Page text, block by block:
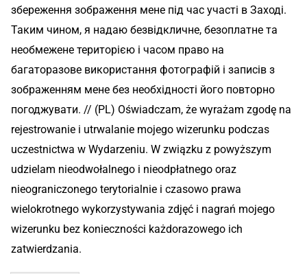
збереження зображення мене під час участі в Заході.
Таким чином, я надаю безвідкличне, безоплатне та
необмежене територією і часом право на
багаторазове використання фотографій і записів з
зображенням мене без необхідності його повторно
погоджувати. // (PL) Oświadczam, że wyrażam zgodę na
rejestrowanie i utrwalanie mojego wizerunku podczas
uczestnictwa w Wydarzeniu. W związku z powyższym
udzielam nieodwołalnego i nieodpłatnego oraz
nieograniczonego terytorialnie i czasowo prawa
wielokrotnego wykorzystywania zdjęć i nagrań mojego
wizerunku bez konieczności każdorazowego ich
zatwierdzania.